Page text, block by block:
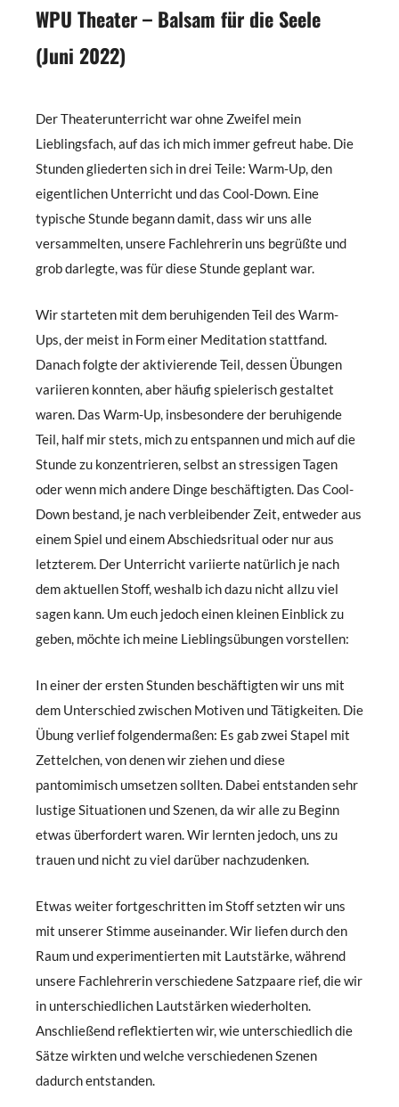
WPU Theater – Balsam für die Seele
(Juni 2022)
Der Theaterunterricht war ohne Zweifel mein
Lieblingsfach, auf das ich mich immer gefreut habe. Die
Stunden gliederten sich in drei Teile: Warm-Up, den
eigentlichen Unterricht und das Cool-Down. Eine
typische Stunde begann damit, dass wir uns alle
versammelten, unsere Fachlehrerin uns begrüßte und
grob darlegte, was für diese Stunde geplant war.
Wir starteten mit dem beruhigenden Teil des Warm-
Ups, der meist in Form einer Meditation stattfand.
Danach folgte der aktivierende Teil, dessen Übungen
variieren konnten, aber häufig spielerisch gestaltet
waren. Das Warm-Up, insbesondere der beruhigende
Teil, half mir stets, mich zu entspannen und mich auf die
Stunde zu konzentrieren, selbst an stressigen Tagen
oder wenn mich andere Dinge beschäftigten. Das Cool-
Down bestand, je nach verbleibender Zeit, entweder aus
einem Spiel und einem Abschiedsritual oder nur aus
letzterem. Der Unterricht variierte natürlich je nach
dem aktuellen Stoff, weshalb ich dazu nicht allzu viel
sagen kann. Um euch jedoch einen kleinen Einblick zu
geben, möchte ich meine Lieblingsübungen vorstellen:
In einer der ersten Stunden beschäftigten wir uns mit
dem Unterschied zwischen Motiven und Tätigkeiten. Die
Übung verlief folgendermaßen: Es gab zwei Stapel mit
Zettelchen, von denen wir ziehen und diese
pantomimisch umsetzen sollten. Dabei entstanden sehr
lustige Situationen und Szenen, da wir alle zu Beginn
etwas überfordert waren. Wir lernten jedoch, uns zu
trauen und nicht zu viel darüber nachzudenken.
Etwas weiter fortgeschritten im Stoff setzten wir uns
mit unserer Stimme auseinander. Wir liefen durch den
Raum und experimentierten mit Lautstärke, während
unsere Fachlehrerin verschiedene Satzpaare rief, die wir
in unterschiedlichen Lautstärken wiederholten.
Anschließend reflektierten wir, wie unterschiedlich die
Sätze wirkten und welche verschiedenen Szenen
dadurch entstanden.